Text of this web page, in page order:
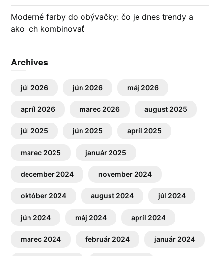
Moderné farby do obývačky: čo je dnes trendy a
ako ich kombinovať
Archives
júl 2026 jún 2026 máj 2026
apríl 2026 marec 2026 august 2025
júl 2025 jún 2025 apríl 2025
marec 2025 január 2025
december 2024 november 2024
október 2024 august 2024 júl 2024
jún 2024 máj 2024 apríl 2024
marec 2024 február 2024 január 2024